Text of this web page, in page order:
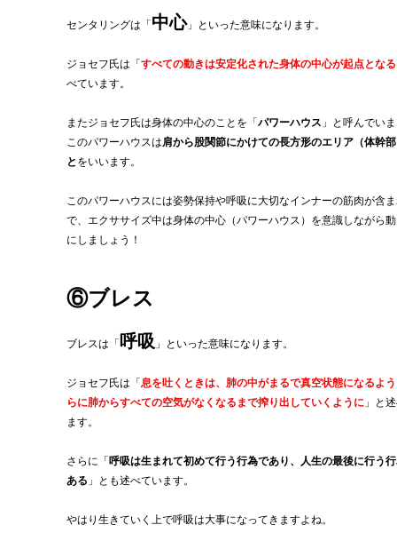
センタリングは「中心」といった意味になります。
ジョセフ氏は「すべての動きは安定化された身体の中心が起点となる
べています。
またジョセフ氏は身体の中心のことを「パワーハウス 」と呼んでい
このパワーハウスは肩から股関節にかけての長方形のエリア（体幹
と をいいます。
このパワーハウスには姿勢保持や呼吸に大切なインナーの筋肉が含
で、エクササイズ中は身体の中心（パワーハウス）を意識しながら
にしましょう！
⑥ブレス
ブレスは「呼吸 」といった意味になります。
ジョセフ氏は「息を吐くときは、肺の中がまるで真空状態になるよ
らに肺からすべての空気がなくなるまで搾り出していくように」と
ます。
さらに「呼吸は生まれて初めて行う行為であり、人生の最後に行う
ある 」とも述べています。
やはり生きていく上で呼吸は大事になってきますよね。